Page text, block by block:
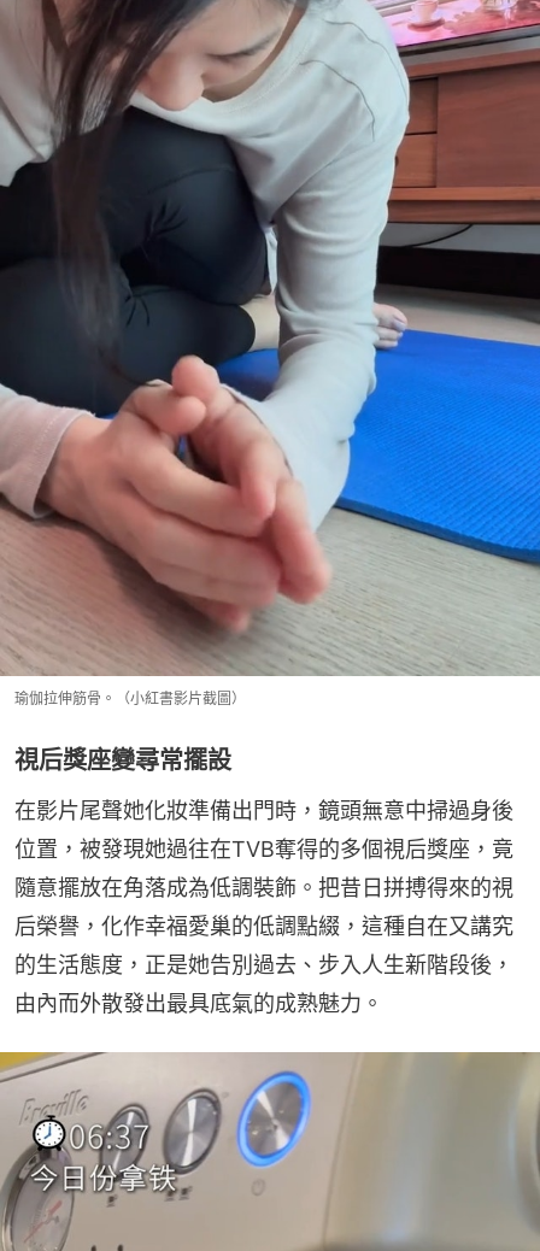
瑜伽拉伸筋骨。（小紅書影片截圖）
視后獎座變尋常擺設
在影片尾聲她化妝準備出門時，鏡頭無意中掃過身後
位置，被發現她過往在TVB奪得的多個視后獎座，竟
隨意擺放在角落成為低調裝飾。把昔日拼搏得來的視
后榮譽，化作幸福愛巢的低調點綴，這種自在又講究
的生活態度，正是她告別過去、步入人生新階段後，
由內而外散發出最具底氣的成熟魅力。